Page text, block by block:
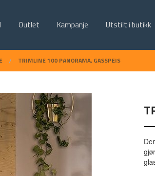
Outlet Kampanje Utstilt i butikk
TRIMLINE 100 PANORAMA, GASSPEIS